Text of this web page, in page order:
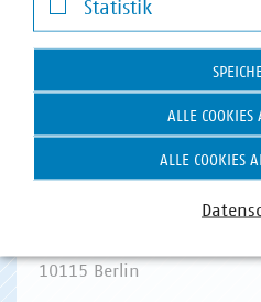
VKU-Hauptgeschäftsstelle
10115 Berlin
Statistik
Statistik
ALLE COOKIES
ALLE COOKIES